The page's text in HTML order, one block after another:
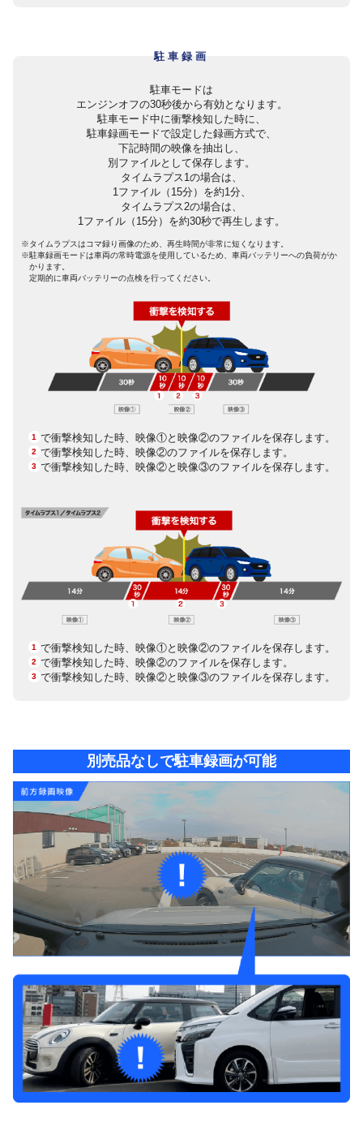
駐車録画
駐車モードは
エンジンオフの30秒後から有効となります。
駐車モード中に衝撃検知した時に、
駐車録画モードで設定した録画方式で、
下記時間の映像を抽出し、
別ファイルとして保存します。
タイムラプス1の場合は、
1ファイル（15分）を約1分、
タイムラプス2の場合は、
1ファイル（15分）を約30秒で再生します。
※タイムラプスはコマ録り画像のため、再生時間が非常に短くなります。
※駐車録画モードは車両の常時電源を使用しているため、車両バッテリーへの負荷がか
かります。
定期的に車両バッテリーの点検を行ってください。
1 で衝撃検知した時、映像①と映像②のファイルを保存します。
2 で衝撃検知した時、映像②のファイルを保存します。
3 で衝撃検知した時、映像②と映像③のファイルを保存します。
1 で衝撃検知した時、映像①と映像②のファイルを保存します。
2 で衝撃検知した時、映像②のファイルを保存します。
3 で衝撃検知した時、映像②と映像③のファイルを保存します。
別売品なしで駐車録画が可能